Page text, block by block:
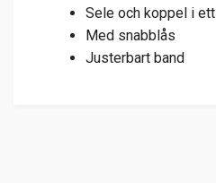
Sele och koppel i ett
Med snabblås
Justerbart band